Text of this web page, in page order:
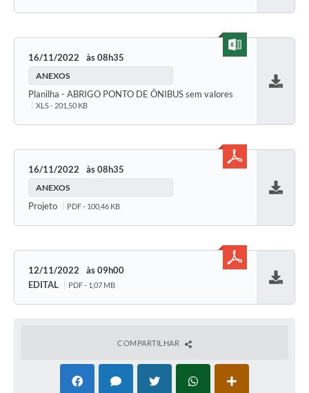
16/11/2022 08h35
ANEXOS
Planilha - ABRIGO PONTO DE ÔNIBUS sem valores
XLS - 201,50 KB
16/11/2022 08h35
ANEXOS
Projeto PDF - 100,46 KB
12/11/2022
09h00
EDITAL
PDF - 1,07 MB
COMPARTILHAR